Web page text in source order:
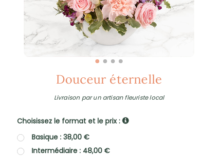
Douceur éternelle
Livraison par un artisan fleuriste local
Choisissez le format et le prix :
Basique : 38,00 €
Intermédiaire : 48,00 €